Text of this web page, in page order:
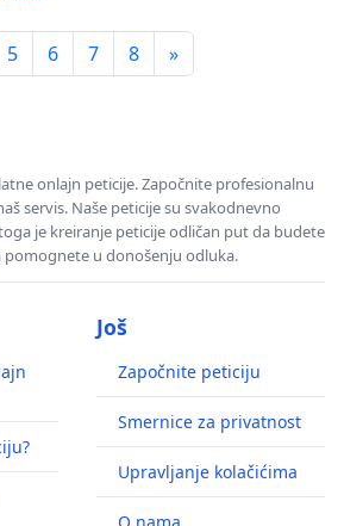
5 6 7 8 »
onlajn peticije. Započnite profesionalnu
servis. Naše peticije su svakodnevno
je kreiranje peticije odličan put da budete
pomognete u donošenju odluka.
Još
Započnite peticiju
Smernice za privatnost
Upravljanje kolačićima